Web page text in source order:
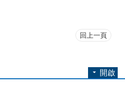
回上一頁
開啟